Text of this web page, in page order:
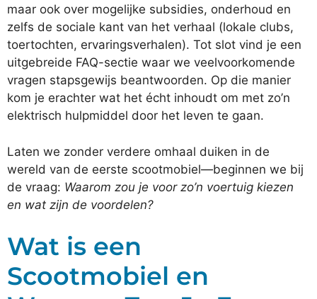
maar ook over mogelijke subsidies, onderhoud en
zelfs de sociale kant van het verhaal (lokale clubs,
toertochten, ervaringsverhalen). Tot slot vind je een
uitgebreide FAQ-sectie waar we veelvoorkomende
vragen stapsgewijs beantwoorden. Op die manier
kom je erachter wat het écht inhoudt om met zo’n
elektrisch hulpmiddel door het leven te gaan.
Laten we zonder verdere omhaal duiken in de
wereld van de eerste scootmobiel—beginnen we bij
de vraag: Waarom zou je voor zo’n voertuig kiezen
en wat zijn de voordelen?
Wat is een
Scootmobiel en